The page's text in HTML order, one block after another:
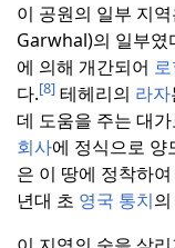
이 공원의 일부 지
Garwhal)의 일부였
에 의해 개간되어
다.[8] 테헤리의 라자
데 도움을 주는 대
회사에 정식으로 양
은 이 땅에 정착하
년대 초 영국 통치